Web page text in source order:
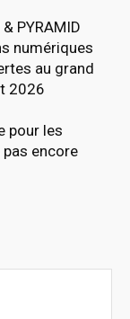
& PYRAMID
numériques
au grand
2026
pour les
encore